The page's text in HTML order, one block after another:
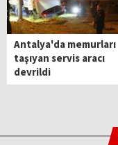
Antalya'da memurları
taşıyan servis aracı
devrildi